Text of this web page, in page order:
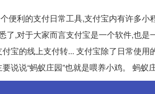
便利的支付日常工具,支付宝内有许多小
,对于大家而言支付宝是一个软件,也是
宝的线上支付转... 支付宝除了日常使用
说“蚂蚁庄园”也就是喂养小鸡。 蚂蚁